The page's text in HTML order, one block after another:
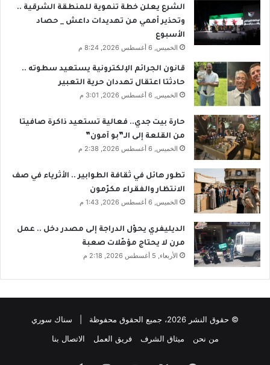
الشرع يعلن خطة تنموية للمنطقة الشرقية ..
وتحذير أممي من تهديدات داعش _ حصاد
الأسبوع
الخميس, 6 أغسطس 2026, 8:24 م
قانون الجرائم الإلكترونية يستعيد سطوته ..
حادثتا اعتقال تهددان حرية التعبير
الخميس, 6 أغسطس 2026, 3:01 م
حارة بيت جدي.. فعالية تستعيد ذاكرة صافيتا
من القلعة إلى الـ”بو آمون”
الخميس, 6 أغسطس 2026, 2:38 م
تطور هائل في ثقافة الطوابير .. الأثرياء في صف
الانتظار والفقراء مكرّمون
الخميس, 6 أغسطس 2026, 1:43 م
الديليفري يحوّل الدراجة إلى مصدر دخل .. عمل
مرن لا يحتاج مؤهّلات صعبة
الأربعاء, 5 أغسطس 2026, 2:18 م
© حقوق النشر 2026، جميع الحقوق محفوظة | سناك سوري
من نحن
ميثاق الشرف فريق العمل الاتصال بنا